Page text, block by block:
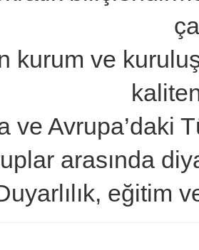
kurum ve
ve Avrupa’daki
arasında
eğitim